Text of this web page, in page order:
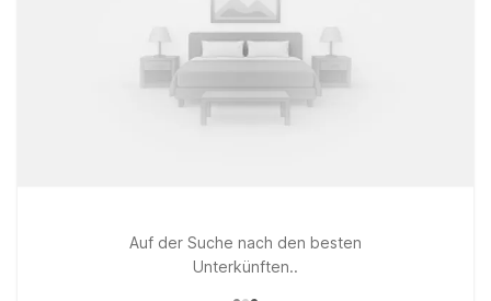
Auf der Suche nach den besten
Unterkünften..